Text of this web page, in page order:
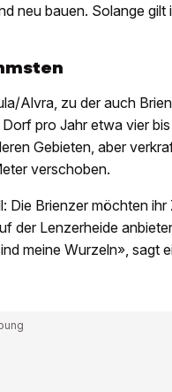
neu bauen. Solange gilt
Alvra, zu der auch
pro Jahr etwa vier
Gebieten, aber
verschoben.
Die Brienzer möchten
der Lenzerheide
meine Wurzeln», sagt